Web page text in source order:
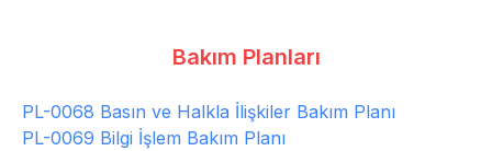
Bakım Planları
PL-0068 Basın ve Halkla İlişkiler Bakım Planı
PL-0069 Bilgi İşlem Bakım Planı